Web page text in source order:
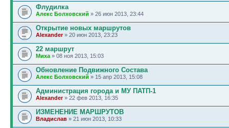
Флудилка
Алекс Болховский » 26 июн 2013, 23:44
Открытие новых маршрутов
Alexander» 20 июн 2013, 23:23
22 маршрут
Миха » 08 ноя 2013, 15:03
Обновление Подвижного Состава
Алекс Болховский » 15 апр 2013, 15:08
Администрация города и МУ ПАТП-1
Alexander» 22 фев 2013, 16:35
ИЗМЕНЕНИЕ МАРШРУТОВ
Владислав » 21 июн 2013, 10:33